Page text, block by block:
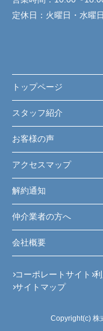
定休日： 火曜日・水曜日
トップページ
スタッフ紹介
お客様の声
アクセスマップ
解約通知
仲介業者の方へ
会社概要
コーポレートサイト
サイトマップ
Copyright(c) 株